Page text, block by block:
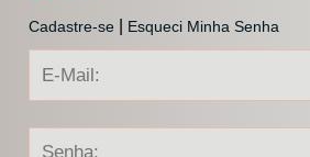
Cadastre-se Esqueci Minha Senha